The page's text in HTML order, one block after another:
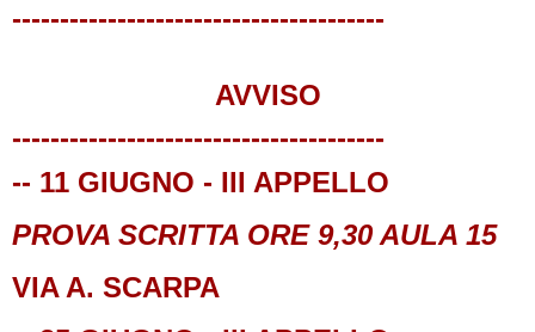
---------------------------------------
AVVISO
---------------------------------------
-- 11 GIUGNO - III APPELLO
PROVA SCRITTA ORE 9,30 AULA 15
VIA A. SCARPA